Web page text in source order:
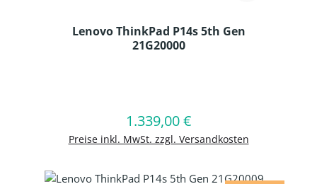
Lenovo ThinkPad P14s 5th Gen
21G20000
Regulärer Preis:
1.339,00 €
Preise inkl. MwSt. zzgl. Versandkosten
In den Warenkorb